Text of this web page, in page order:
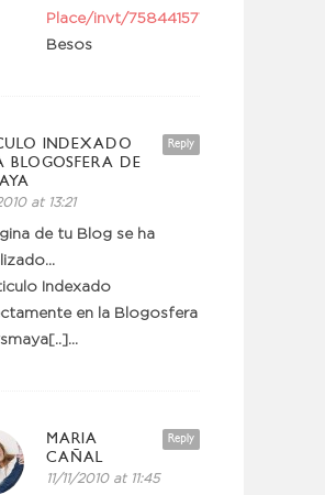
Place/invt/7584415770015
Besos
Reply
INDEXADO
BLOGOSFERA DE
at 13:21
de tu Blog se ha
Indexado
en la Blogosfera
Reply
MARIA
CAÑAL
11/11/2010 at 11:45